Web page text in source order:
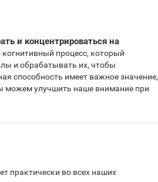
и концентрироваться на
процесс, который
и обрабатывать их, чтобы
способность имеет важное значение,
можем улучшить наше внимание при
практически во всех наших